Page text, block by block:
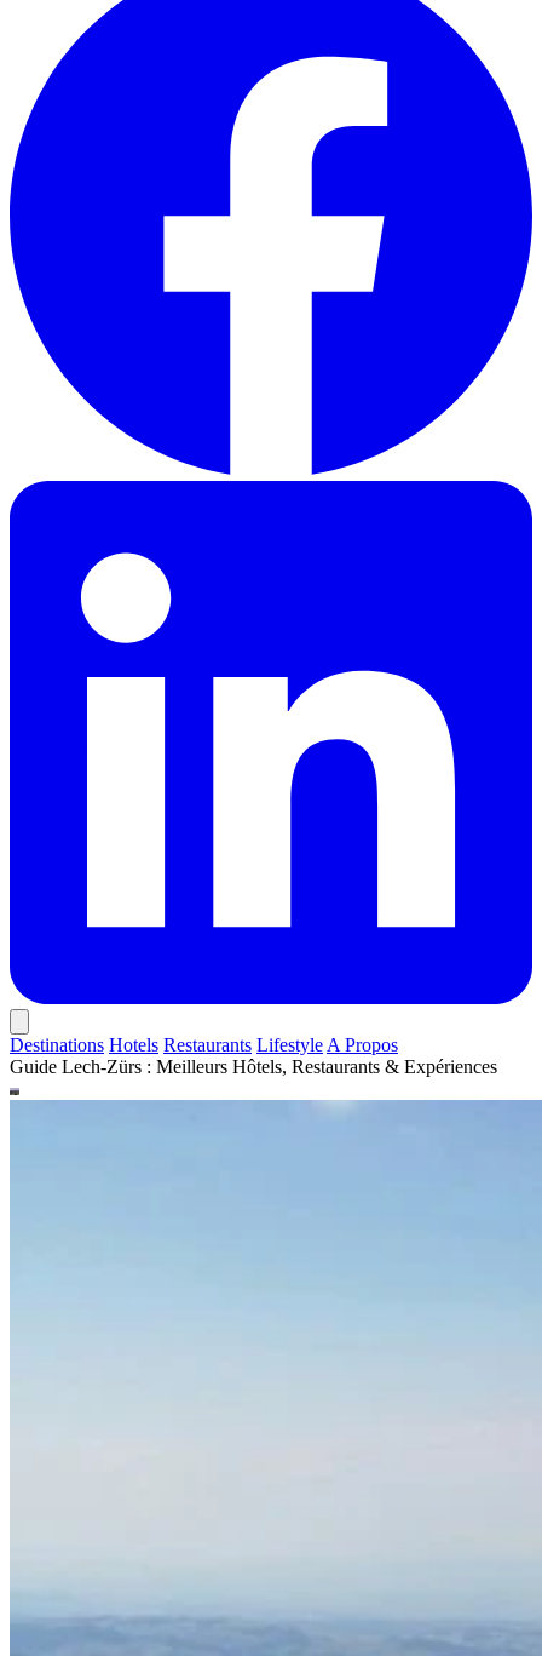
Destinations Hotels Restaurants Lifestyle A Propos
Guide Lech-Zürs : Meilleurs Hôtels, Restaurants & Expériences